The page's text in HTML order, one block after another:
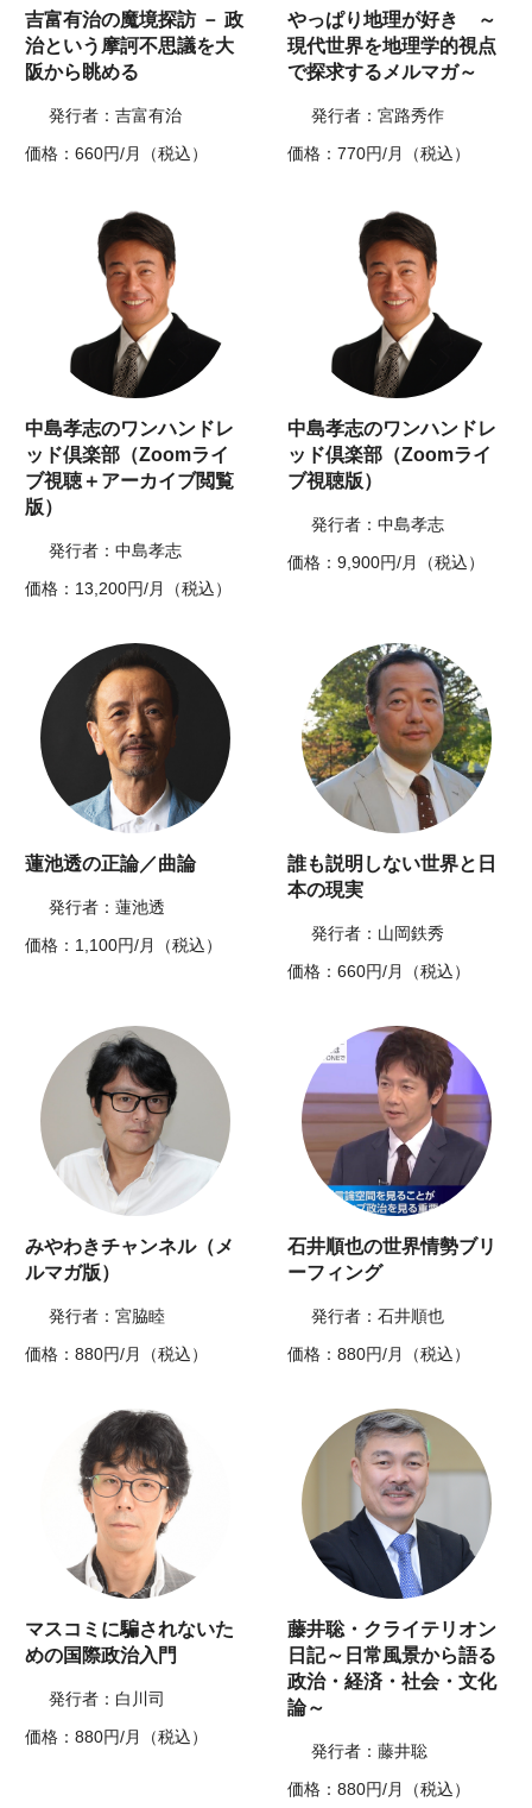
吉富有治の魔境探訪 － 政
治という摩訶不思議を大
阪から眺める
発行者：吉富有治
価格：660円/月（税込）
やっぱり地理が好き ～
現代世界を地理学的視点
で探求するメルマガ～
発行者：宮路秀作
価格：770円/月（税込）
中島孝志のワンハンドレ
ッド倶楽部（Zoomライ
ブ視聴＋アーカイブ閲覧
版）
発行者：中島孝志
価格：13,200円/月（税込）
中島孝志のワンハンドレ
ッド倶楽部（Zoomライ
ブ視聴版）
発行者：中島孝志
価格：9,900円/月（税込）
蓮池透の正論／曲論
発行者：蓮池透
価格：1,100円/月（税込）
誰も説明しない世界と日
本の現実
発行者：山岡鉄秀
価格：660円/月（税込）
みやわきチャンネル（メ
ルマガ版）
発行者：宮脇睦
価格：880円/月（税込）
石井順也の世界情勢ブリ
ーフィング
発行者：石井順也
価格：880円/月（税込）
マスコミに騙されないた
めの国際政治入門
発行者：白川司
価格：880円/月（税込）
藤井聡・クライテリオン
日記～日常風景から語る
政治・経済・社会・文化
論～
発行者：藤井聡
価格：880円/月（税込）